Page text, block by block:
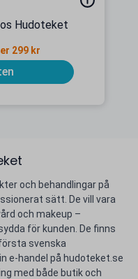
Hudoteket
299 kr
och behandlingar på
sätt. De vill vara
och makeup –
för kunden. De finns
svenska
e-handel på hudoteket.se
med både butik och